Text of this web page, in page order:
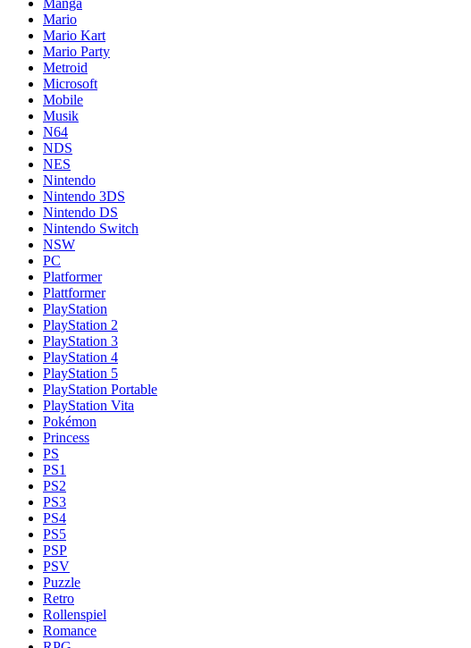
Mario
Mario Kart
Mario Party
Metroid
Microsoft
Mobile
Musik
N64
NDS
NES
Nintendo
Nintendo 3DS
Nintendo DS
Nintendo Switch
NSW
PC
Platformer
Plattformer
PlayStation
PlayStation 2
PlayStation 3
PlayStation 4
PlayStation 5
PlayStation Portable
PlayStation Vita
Pokémon
Princess
PS
PS1
PS2
PS3
PS4
PS5
PSP
PSV
Puzzle
Retro
Rollenspiel
Romance